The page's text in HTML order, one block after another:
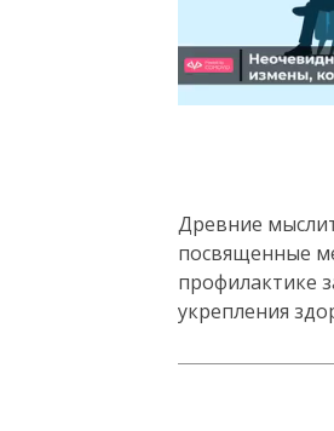
Древние
посвященные
профилактике
укрепления